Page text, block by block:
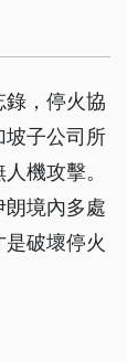
，停火協
坡子公司所
機攻擊。
境內多處
破壞停火